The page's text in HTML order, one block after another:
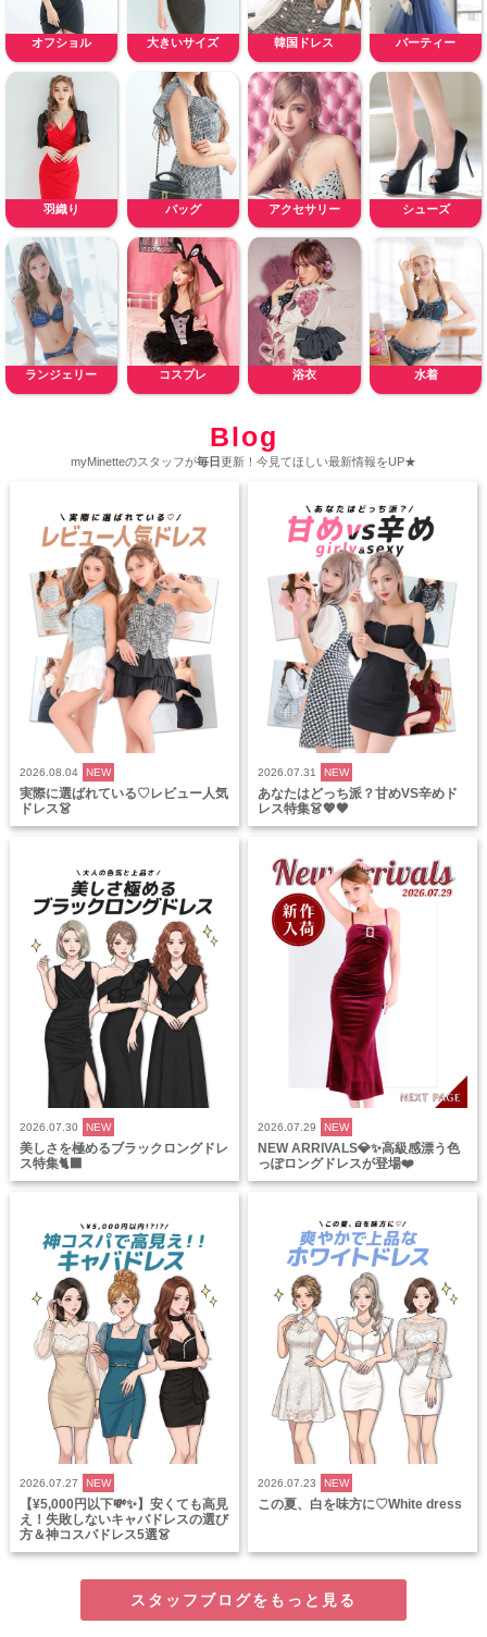
オフショル 大きいサイズ 韓国ドレス パーティー
羽織り バッグ アクセサリー シューズ
ランジェリー コスプレ 浴衣 水着
Blog
myMinetteのスタッフが毎日更新！今見てほしい最新情報をUP★
2026.08.04 NEW
実際に選ばれている♡レビュー人気
ドレス👗
2026.07.31 NEW
あなたはどっち派？甘めVS辛めド
レス特集👗💖🖤
2026.07.30 NEW
美しさを極めるブラックロングドレ
ス特集🐈‍⬛
2026.07.29 NEW
NEW ARRIVALS💎✨高級感漂う色
っぽロングドレスが登場❤️
2026.07.27 NEW
【¥5,000円以下💸✨】安くても高見
え！失敗しないキャバドレスの選び
方＆神コスパドレス5選👗
2026.07.23 NEW
この夏、白を味方に♡White dress
スタッフブログをもっと見る